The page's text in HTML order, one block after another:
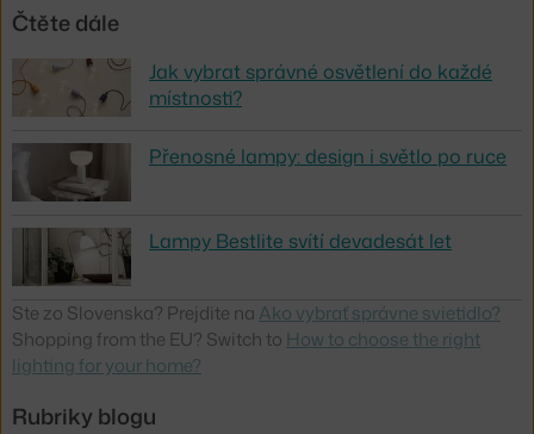
Čtěte dále
Jak vybrat správné osvětlení do každé
místnosti?
Přenosné lampy: design i světlo po ruce
Lampy Bestlite svítí devadesát let
Ste zo Slovenska? Prejdite na Ako vybrať správne svietidlo?
Shopping from the EU? Switch to How to choose the right
lighting for your home?
Rubriky blogu